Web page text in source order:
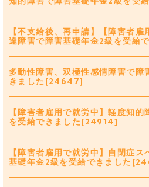
【不支給後、再申請】【障害者
達障害で障害基礎年金2級を受給
多動性障害、双極性感情障害で障
きました[24647]
【障害者雇用で就労中】軽度知
を受給できました[24914]
【障害者雇用で就労中】自閉症
基礎年金2級を受給できました